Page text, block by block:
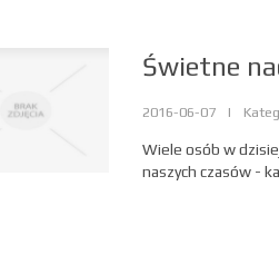
Świetne
2016-06-07 |
Wiele osób w
naszych czasów -